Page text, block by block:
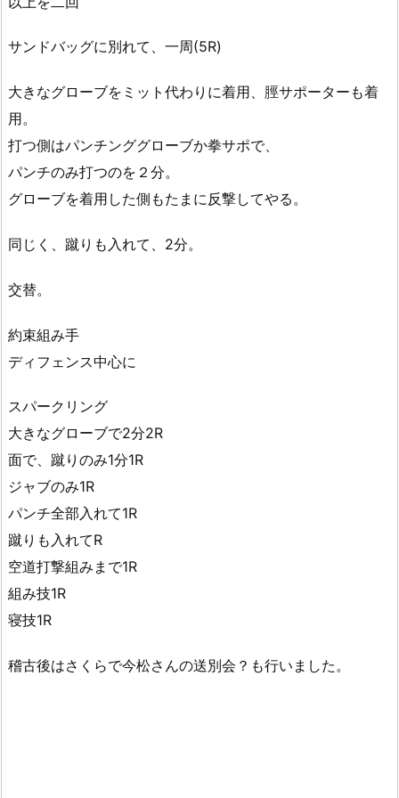
サンドバッグに別れて、一周(5R)
大きなグローブをミット代わりに着用、脛サポーターも着
用。
打つ側はパンチンググローブか拳サポで、
パンチのみ打つのを２分。
グローブを着用した側もたまに反撃してやる。
同じく、蹴りも入れて、2分。
交替。
約束組み手
ディフェンス中心に
スパークリング
大きなグローブで2分2R
面で、蹴りのみ1分1R
ジャブのみ1R
パンチ全部入れて1R
蹴りも入れてR
空道打撃組みまで1R
組み技1R
寝技1R
稽古後はさくらで今松さんの送別会？も行いました。